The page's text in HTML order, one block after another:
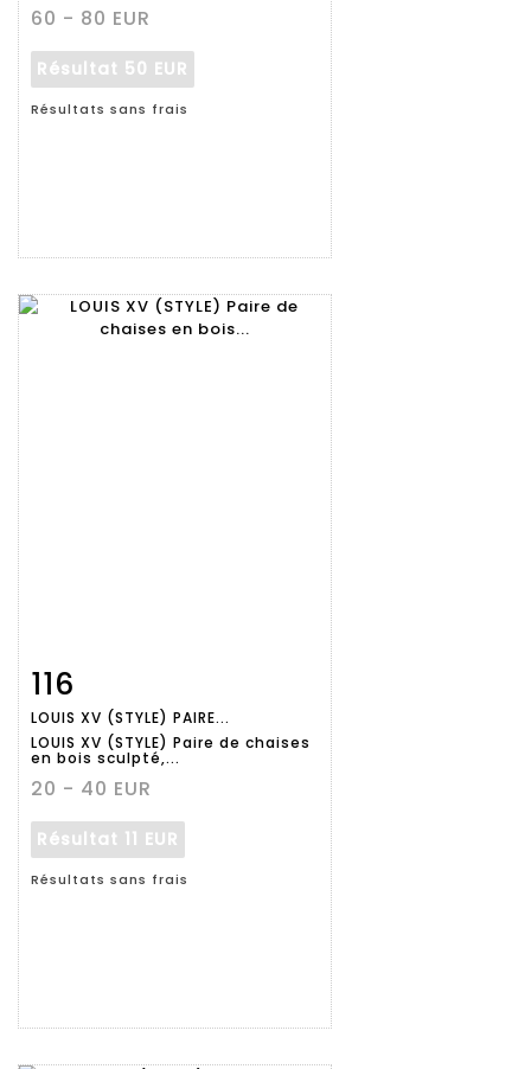
60 - 80 EUR
Résultat 50 EUR
Résultats sans frais
détaillée
116
LOUIS XV (STYLE) PAIRE...
LOUIS XV (STYLE) Paire de chaises
en bois sculpté,...
20 - 40 EUR
Résultat 11 EUR
Résultats sans frais